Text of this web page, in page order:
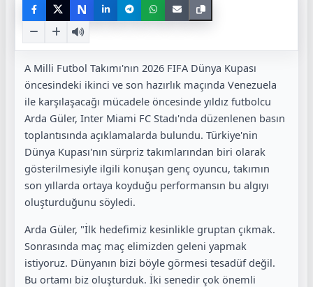
N
A Milli Futbol Takımı'nın 2026 FIFA Dünya Kupası
öncesindeki ikinci ve son hazırlık maçında Venezuela
ile karşılaşacağı mücadele öncesinde yıldız futbolcu
Arda Güler, Inter Miami FC Stadı'nda düzenlenen basın
toplantısında açıklamalarda bulundu. Türkiye'nin
Dünya Kupası'nın sürpriz takımlarından biri olarak
gösterilmesiyle ilgili konuşan genç oyuncu, takımın
son yıllarda ortaya koyduğu performansın bu algıyı
oluşturduğunu söyledi.
Arda Güler, "İlk hedefimiz kesinlikle gruptan çıkmak.
Sonrasında maç maç elimizden geleni yapmak
istiyoruz. Dünyanın bizi böyle görmesi tesadüf değil.
Bu ortamı biz oluşturduk. İki senedir çok önemli